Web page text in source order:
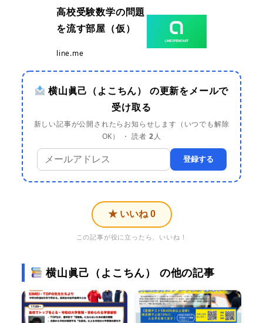
高校受験数学の問題
を流す部屋（仮）
line.me
横山眞己（よこちん） の更新をメールで
受け取る
新しい記事が公開されたらお知らせします（いつでも解除
OK） ・ 読者 2人
登録する
★ いいね 0
この記事が役に立ったら、いいね！
横山眞己（よこちん） の他の記事